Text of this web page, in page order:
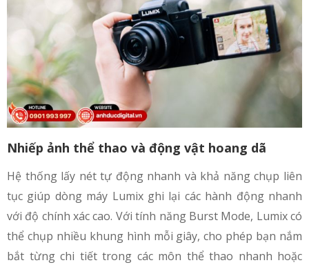
Nhiếp ảnh thể thao và động vật hoang dã
Hệ thống lấy nét tự động nhanh và khả năng chụp liên
tục giúp dòng máy Lumix ghi lại các hành động nhanh
với độ chính xác cao. Với tính năng Burst Mode, Lumix có
thể chụp nhiều khung hình mỗi giây, cho phép bạn nắm
bắt từng chi tiết trong các môn thể thao nhanh hoặc